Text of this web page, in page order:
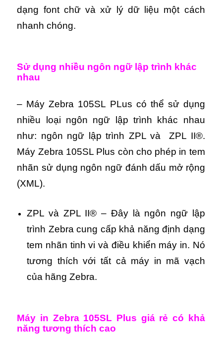
dạng font chữ và xử lý dữ liệu một cách
nhanh chóng.
Sử dụng nhiều ngôn ngữ lập trình khác
nhau
– Máy Zebra 105SL PLus có thể sử dụng
nhiều loại ngôn ngữ lập trình khác nhau
như: ngôn ngữ lập trình ZPL và ZPL II®.
Máy Zebra 105SL Plus còn cho phép in tem
nhãn sử dụng ngôn ngữ đánh dấu mở rộng
(XML).
ZPL và ZPL II® – Đây là ngôn ngữ lập
trình Zebra cung cấp khả năng định dạng
tem nhãn tinh vi và điều khiển máy in. Nó
tương thích với tất cả máy in mã vạch
của hãng Zebra.
Máy in Zebra 105SL Plus giá rẻ có khả
năng tương thích cao